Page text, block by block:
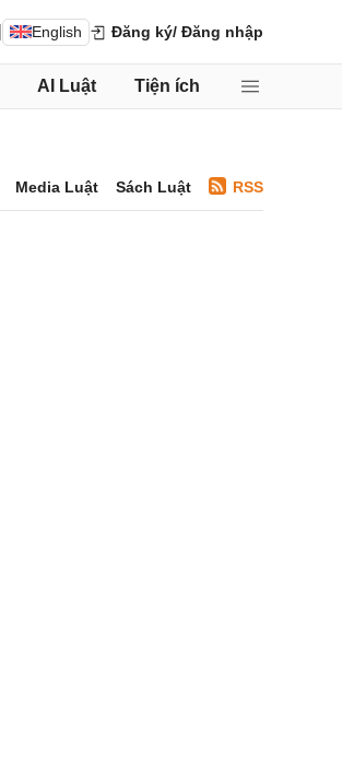
English Đăng ký/ Đăng nhập
AI Luật Tiện ích
Media Luật Sách Luật RSS